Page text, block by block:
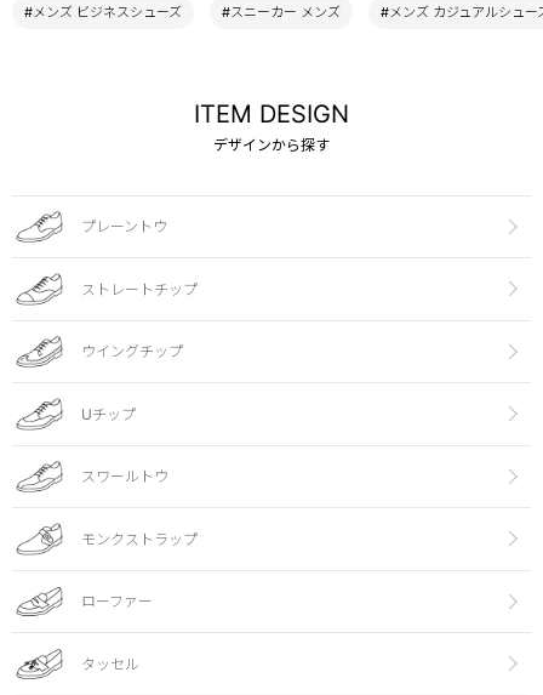
#メンズ ビジネスシューズ #スニーカー メンズ #メンズ カジュアルシュー
ITEM DESIGN
デザインから探す
プレーントウ
ストレートチップ
ウイングチップ
Uチップ
スワールトウ
モンクストラップ
ローファー
タッセル